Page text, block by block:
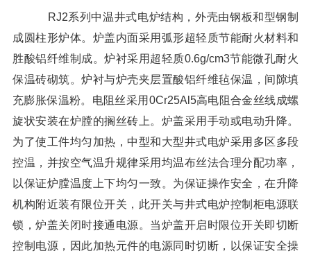
RJ2系列中温井式电炉结构，外壳由钢板和型钢制
成圆柱形炉体。炉盖内面采用弧形超轻质节能耐火材料和
胜酸铝纤维制成。炉衬采用超轻质0.6g/cm3节能微孔耐火
保温砖砌筑。炉衬与炉壳夹层置酸铝纤维毡保温，间隙填
充膨胀保温粉。电阻丝采用0Cr25Al5高电阻合金丝线成螺
旋状安装在炉膛的搁丝砖上。炉盖采用手动或电动升降。
为了使工件均匀加热，中型和大型井式电炉采用多区多段
控温，并按空气温升规律采用均温布丝法合理分配功率，
以保证炉膛温度上下均匀一致。为保证操作安全，在升降
机构附近装有限位开关，此开关与井式电炉控制柜电源联
锁，炉盖关闭时接通电源。当炉盖开启时限位开关即切断
控制电源，因此加热元件的电源同时切断，以保证安全操